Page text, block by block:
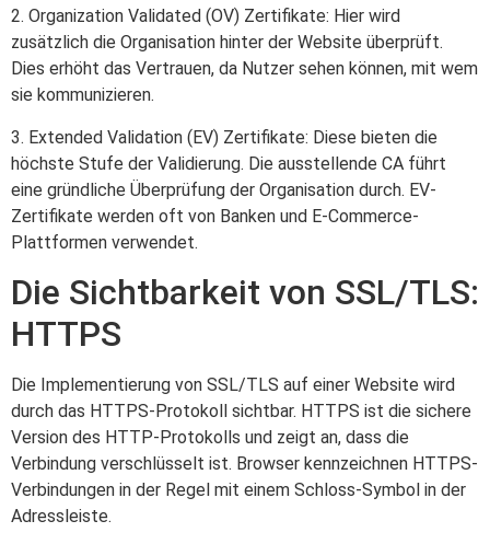
2. Organization Validated (OV) Zertifikate: Hier wird
zusätzlich die Organisation hinter der Website überprüft.
Dies erhöht das Vertrauen, da Nutzer sehen können, mit wem
sie kommunizieren.
3. Extended Validation (EV) Zertifikate: Diese bieten die
höchste Stufe der Validierung. Die ausstellende CA führt
eine gründliche Überprüfung der Organisation durch. EV-
Zertifikate werden oft von Banken und E-Commerce-
Plattformen verwendet.
Die Sichtbarkeit von SSL/TLS:
HTTPS
Die Implementierung von SSL/TLS auf einer Website wird
durch das HTTPS-Protokoll sichtbar. HTTPS ist die sichere
Version des HTTP-Protokolls und zeigt an, dass die
Verbindung verschlüsselt ist. Browser kennzeichnen HTTPS-
Verbindungen in der Regel mit einem Schloss-Symbol in der
Adressleiste.